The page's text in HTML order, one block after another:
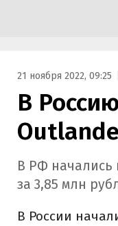
21 ноября 2022, 09:25
В
В РФ начались
за 3,85 млн
В России